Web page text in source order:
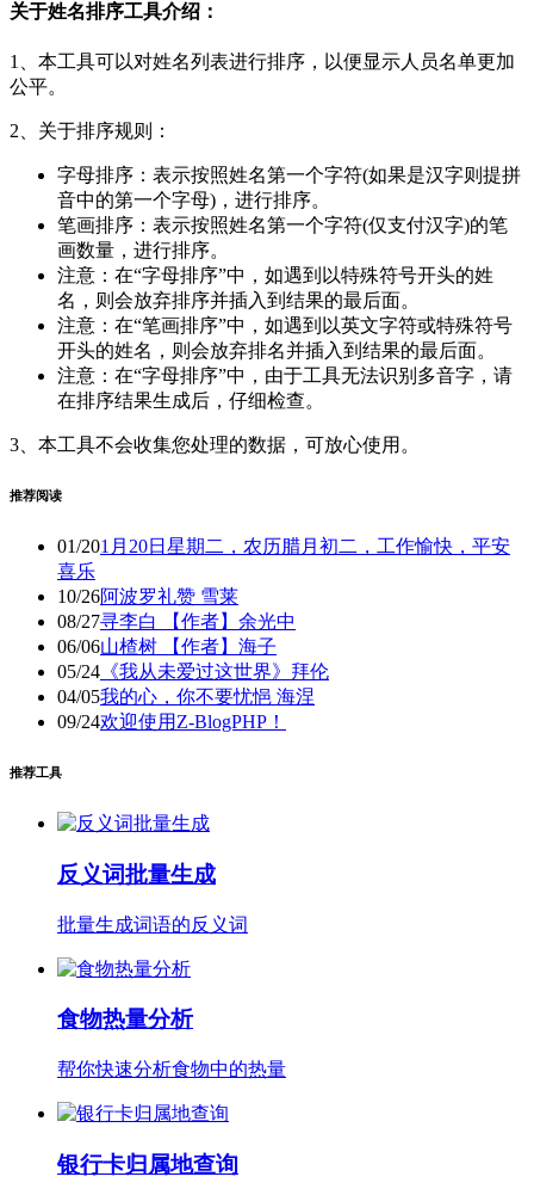
关于姓名排序工具介绍：
1、本工具可以对姓名列表进行排序，以便显示人员名单更加
公平。
2、关于排序规则：
字母排序：表示按照姓名第一个字符(如果是汉字则提拼
音中的第一个字母)，进行排序。
笔画排序：表示按照姓名第一个字符(仅支付汉字)的笔
画数量，进行排序。
注意：在“字母排序”中，如遇到以特殊符号开头的姓
名，则会放弃排序并插入到结果的最后面。
注意：在“笔画排序”中，如遇到以英文字符或特殊符号
开头的姓名，则会放弃排名并插入到结果的最后面。
注意：在“字母排序”中，由于工具无法识别多音字，请
在排序结果生成后，仔细检查。
3、本工具不会收集您处理的数据，可放心使用。
推荐阅读
01/201月20日星期二，农历腊月初二，工作愉快，平安
喜乐
10/26阿波罗礼赞 雪莱
08/27寻李白 【作者】余光中
06/06山楂树 【作者】海子
05/24 《我从未爱过这世界》拜伦
04/05我的心，你不要忧悒 海涅
09/24欢迎使用Z-BlogPHP！
推荐工具
反义词批量生成
批量生成词语的反义词
食物热量分析
帮你快速分析食物中的热量
银行卡归属地查询